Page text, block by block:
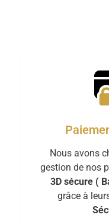
Nous avons
gestion de nos
3D sécure (
grâce à